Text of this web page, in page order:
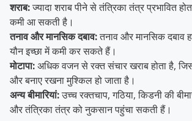
शराब:ज्यादा शराब पीने से तंत्रिका तंत्र प्रभावित
कमी आ सकती है।
तनाव और मानसिक दबाव:तनाव और मानसिक दबाव
यौन इच्छा में कमी कर सकते हैं।
मोटापा:अधिक वजन से रक्त संचार खराब होता है,
और बनाए रखना मुश्किल हो जाता है।
अन्य बीमारियां:उच्च रक्तचाप, गठिया, किडनी की
और तंत्रिका तंत्र को नुकसान पहुंचा सकती हैं।